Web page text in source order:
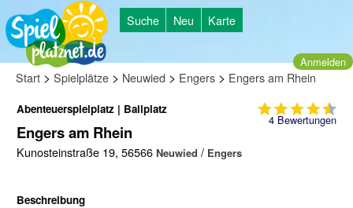
Suche Neu Karte
Anmelden
Start > Spielplätze > Neuwied > Engers > Engers am Rhein
4Bewertungen
Abenteuerspielplatz | Ballplatz
Engers am Rhein
Kunosteinstraße 19, 56566 Neuwied / Engers
Beschreibung